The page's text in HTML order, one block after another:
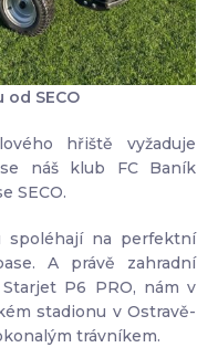
od SECO
hřiště vyžaduje
náš klub FC Baník
SECO.
spoléhají na perfektní
A právě zahradní
P6 PRO, nám v
stadionu v Ostravě-
trávníkem.